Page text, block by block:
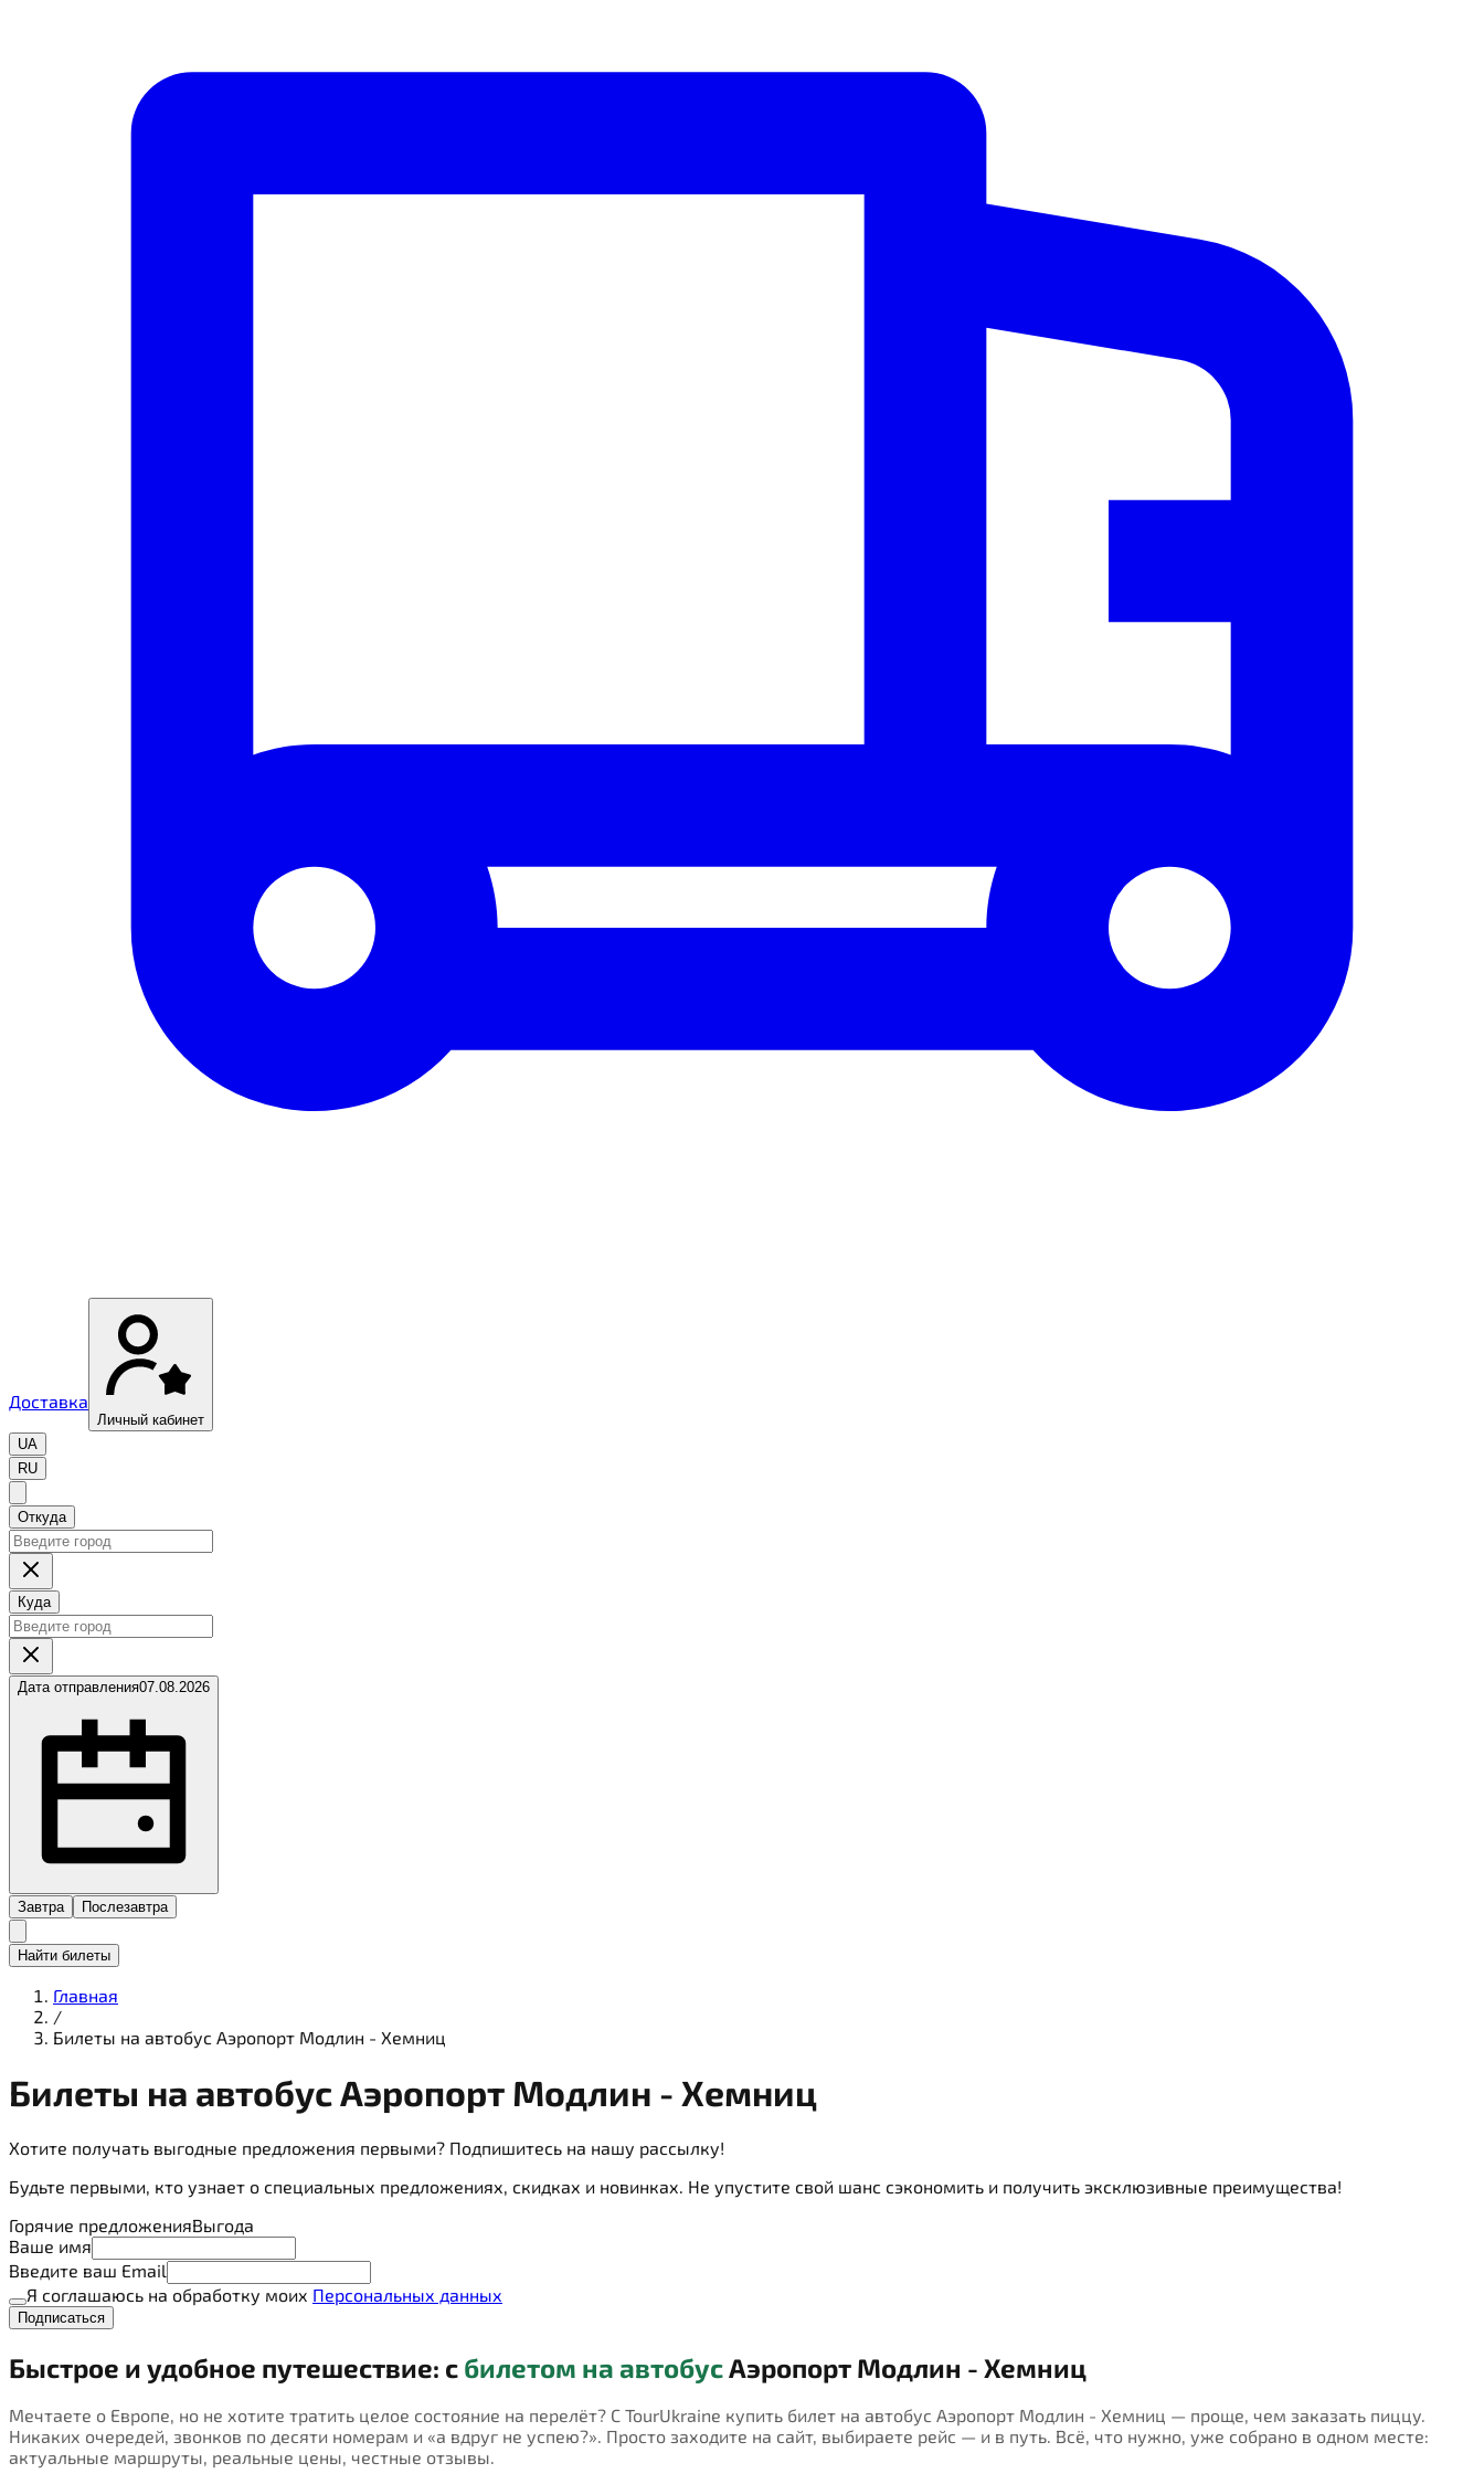
Доставка
Личный кабинет
UA
RU
Откуда
Куда
Дата отправления07.08.2026
Завтра Послезавтра
Найти билеты
Главная
/
Билеты на автобус Аэропорт Модлин - Хемниц
Билеты на автобусАэропорт Модлин - Хемниц
Хотите получать выгодные предложения первыми? Подпишитесь на нашу рассылку!
Будьте первыми, кто узнает о специальных предложениях, скидках и новинках. Не упустите свой шанс сэкономить и получить эксклюзивные преимущества!
Горячие предложенияВыгода
Ваше имя
Введите ваш Email
Я соглашаюсь на обработку моих Персональных данных
Подписаться
Быстрое и удобное путешествие: с билетом на автобусАэропорт Модлин - Хемниц
Мечтаете о Европе, но не хотите тратить целое состояние на перелёт? С TourUkraine купить билет на автобус Аэропорт Модлин - Хемниц — проще, чем заказать пиццу.
Никаких очередей, звонков по десяти номерам и «а вдруг не успею?». Просто заходите на сайт, выбираете рейс — и в путь. Всё, что нужно, уже собрано в одном месте:
актуальные маршруты, реальные цены, честные отзывы.